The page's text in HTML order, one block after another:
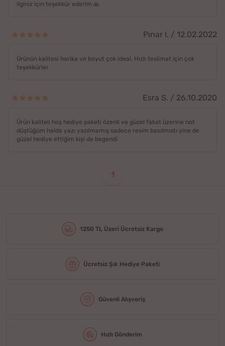
ilginiz için teşekkür ederim 🙏
Pınar I. / 12.02.2022
Ürünün kalitesi harika ve boyut çok ideal. Hızlı teslimat için çok
teşekkürler
Esra S. / 26.10.2020
Ürün kaliteli hoş hediye paketi özenli ve güzel fakat üzerine not
düştüğüm halde yazı yazılmamış sadece resim basılmıstı yine de
güzel hediye ettiğim kişi de begendi
1
1250 TL Üzeri Ücretsiz Kargo
Ücretsiz Şık Hediye Paketi
Güvenli Alışveriş
Hızlı Gönderim